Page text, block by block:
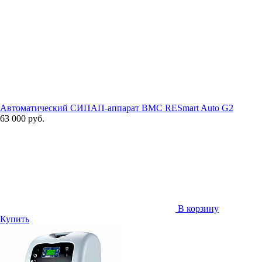
Автоматический СИПАП-аппарат BMC RESmart Auto G2
63 000 руб.
В корзину
Купить